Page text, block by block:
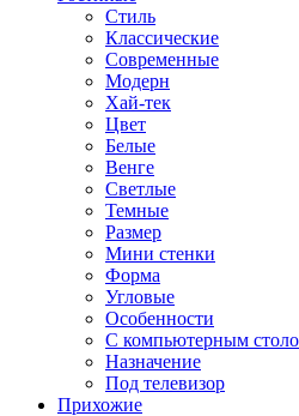
Стиль
Классические
Современные
Модерн
Хай-тек
Цвет
Белые
Венге
Светлые
Темные
Размер
Мини стенки
Форма
Угловые
Особенности
С компьютерным
Назначение
Под телевизор
Прихожие